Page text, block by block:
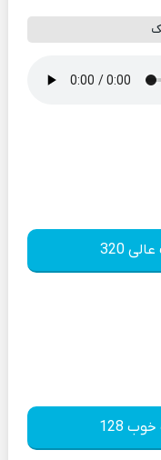
320
128